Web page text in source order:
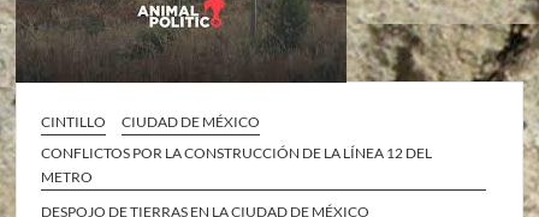
CINTILLO
CIUDAD DE MÉXICO
CONFLICTOS POR LA CONSTRUCCIÓN DE LA LÍNEA 12 DEL
METRO
DESPOJO DE TIERRAS EN LA CIUDAD DE MÉXICO